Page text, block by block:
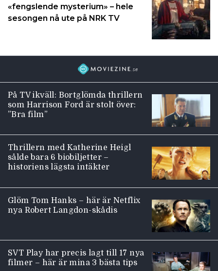
«fengslende mysterium» – hele
sesongen nå ute på NRK TV
På TV ikväll: Bortglömda thrillern
som Harrison Ford är stolt över:
”Bra film”
Thrillern med Katherine Heigl
sålde bara 6 biobiljetter –
historiens lägsta intäkter
Glöm Tom Hanks – här är Netflix
nya Robert Langdon-skådis
SVT Play har precis lagt till 17 nya
filmer – här är mina 3 bästa tips